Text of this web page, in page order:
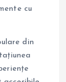
cu
din